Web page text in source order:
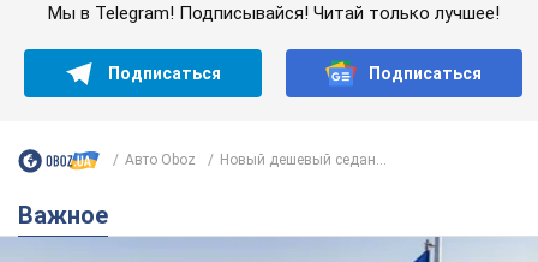
Мы в Telegram! Подписывайся! Читай только лучшее!
Подписаться Подписаться
Авто Oboz Новый дешевый седан...
Важное